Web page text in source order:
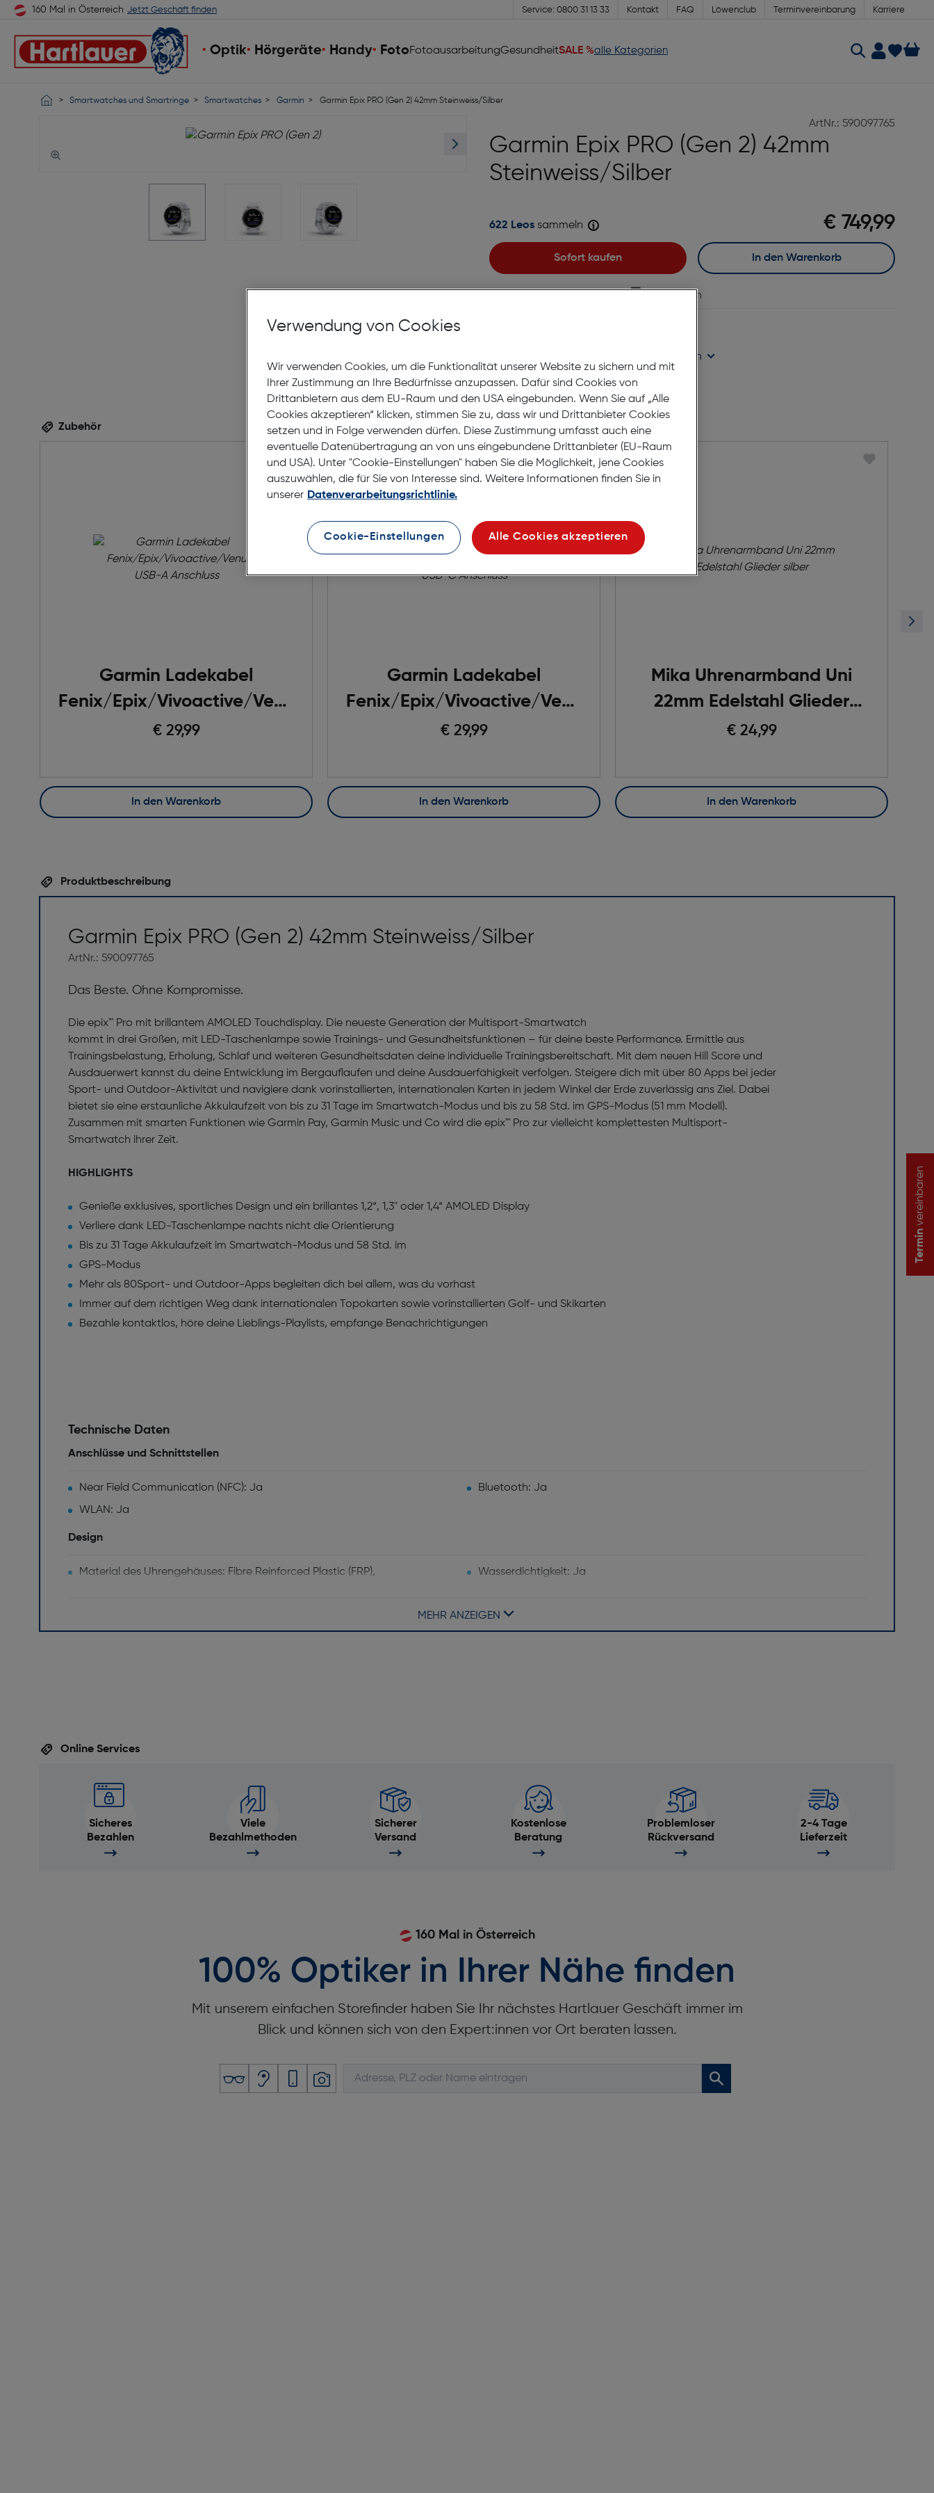
160 Mal in Österreich Jetzt Geschäft finden Service: 0800 31 13 33 Kontakt FAQ Löwenclub Terminvereinbarung Karriere
Optik Hörgeräte Handy FotoFotoausarbeitungGesundheitSALE %alle Kategorien
Smartwatches und Smartringe Smartwatches Garmin Garmin Epix PRO (Gen 2) 42mm Steinweiss/Silber
ArtNr.: 590097765
Garmin Epix PRO (Gen 2) 42mm
Steinweiss/Silber
€ 749,99
622 Leos sammeln
Sofort kaufen In den Warenkorb
vergleichen
Verfügbarkeit prüfen
Zubehör
Garmin Ladekabel
Fenix/Epix/Vivoactive/Venu
USB-A Anschluss
€ 29,99
In den Warenkorb
Garmin Ladekabel
Fenix/Epix/Vivoactive/Venu
USB-C Anschluss
€ 29,99
In den Warenkorb
Mika Uhrenarmband Uni
22mm Edelstahl Glieder
silber
€ 24,99
In den Warenkorb
Produktbeschreibung
Garmin Epix PRO (Gen 2) 42mm Steinweiss/Silber
ArtNr.: 590097765
Das Beste. Ohne Kompromisse.
Die epix™ Pro mit brillantem AMOLED Touchdisplay. Die neueste Generation der Multisport-Smartwatch
kommt in drei Größen, mit LED-Taschenlampe sowie Trainings- und Gesundheitsfunktionen – für deine beste Performance. Ermittle aus
Trainingsbelastung, Erholung, Schlaf und weiteren Gesundheitsdaten deine individuelle Trainingsbereitschaft. Mit dem neuen Hill Score und
Ausdauerwert kannst du deine Entwicklung im Bergauflaufen und deine Ausdauerfähigkeit verfolgen. Steigere dich mit über 80 Apps bei jeder
Sport- und Outdoor-Aktivität und navigiere dank vorinstallierten, internationalen Karten in jedem Winkel der Erde zuverlässig ans Ziel. Dabei
bietet sie eine erstaunliche Akkulaufzeit von bis zu 31 Tage im Smartwatch-Modus und bis zu 58 Std. im GPS-Modus (51 mm Modell).
Zusammen mit smarten Funktionen wie Garmin Pay, Garmin Music und Co wird die epix™ Pro zur vielleicht komplettesten Multisport-
Smartwatch ihrer Zeit.
HIGHLIGHTS
Genieße exklusives, sportliches Design und ein brillantes 1,2“, 1,3" oder 1,4“ AMOLED Display
Verliere dank LED-Taschenlampe nachts nicht die Orientierung
Bis zu 31 Tage Akkulaufzeit im Smartwatch-Modus und 58 Std. im
GPS-Modus
Mehr als 80Sport- und Outdoor-Apps begleiten dich bei allem, was du vorhast
Immer auf dem richtigen Weg dank internationalen Topokarten sowie vorinstallierten Golf- und Skikarten
Bezahle kontaktlos, höre deine Lieblings-Playlists, empfange Benachrichtigungen
Technische Daten
Anschlüsse und Schnittstellen
Near Field Communication (NFC): Ja
Bluetooth: Ja
WLAN: Ja
Design
Material des Uhrengehäuses: Fibre Reinforced Plastic (FRP),
Wasserdichtigkeit: Ja
Armbandfarbe: Weiß
Herzfrequenzmonitor: Ja
Blutsauerstoff-Sensor: Ja
Höhenmesser: Ja
Kompass: Ja
Gewicht [g]: 63
MEHR ANZEIGEN
Online Services
Sicheres
Bezahlen
Viele
Bezahlmethoden
Sicherer
Versand
Kostenlose
Beratung
Problemloser
Rückversand
2-4 Tage
Lieferzeit
160 Mal in Österreich
100% Optiker in Ihrer Nähe finden
Mit unserem einfachen Storefinder haben Sie Ihr nächstes Hartlauer Geschäft immer im
Blick und können sich von den Expert:innen vor Ort beraten lassen.
Termin
vereinbaren
Verwendung von Cookies
Wir verwenden Cookies, um die Funktionalität unserer Website zu sichern und mit
Ihrer Zustimmung an Ihre Bedürfnisse anzupassen. Dafür sind Cookies von
Drittanbietern aus dem EU-Raum und den USA eingebunden. Wenn Sie auf „Alle
Cookies akzeptieren“ klicken, stimmen Sie zu, dass wir und Drittanbieter Cookies
setzen und in Folge verwenden dürfen. Diese Zustimmung umfasst auch eine
eventuelle Datenübertragung an von uns eingebundene Drittanbieter (EU-Raum
und USA). Unter "Cookie-Einstellungen" haben Sie die Möglichkeit, jene Cookies
auszuwählen, die für Sie von Interesse sind. Weitere Informationen finden Sie in
unserer Datenverarbeitungsrichtlinie.
Cookie-Einstellungen Alle Cookies akzeptieren